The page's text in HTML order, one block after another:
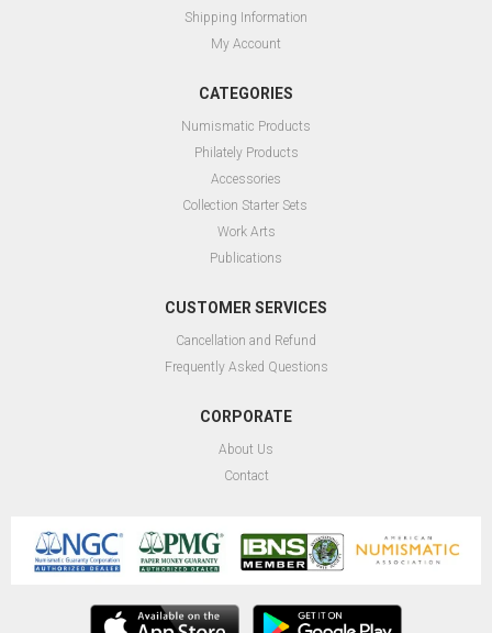
Shipping Information
My Account
CATEGORIES
Numismatic Products
Philately Products
Accessories
Collection Starter Sets
Work Arts
Publications
CUSTOMER SERVICES
Cancellation and Refund
Frequently Asked Questions
CORPORATE
About Us
Contact